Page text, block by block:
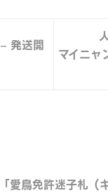
発送開
マイニャ
「愛鳥免許迷子札（